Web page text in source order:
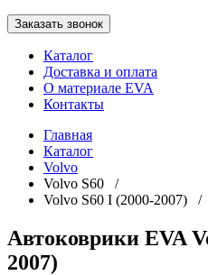
Заказать звонок
Каталог
Доставка и оплата
О материале EVA
Контакты
Главная
Каталог
Volvo
Volvo S60 /
Volvo S60 I (2000-2007) /
Автоковрики EVA
2007)